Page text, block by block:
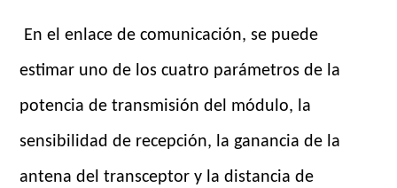
En el enlace de comunicación, se puede
estimar uno de los cuatro parámetros de la
potencia de transmisión del módulo, la
sensibilidad de recepción, la ganancia de la
antena del transceptor y la distancia de